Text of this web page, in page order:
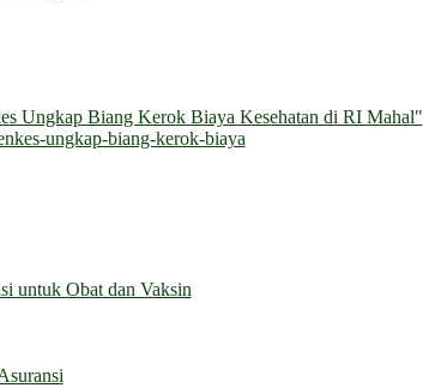
Ungkap Biang Kerok Biaya Kesehatan di RI Mahal"
ungkap-biang-kerok-biaya
untuk Obat dan Vaksin